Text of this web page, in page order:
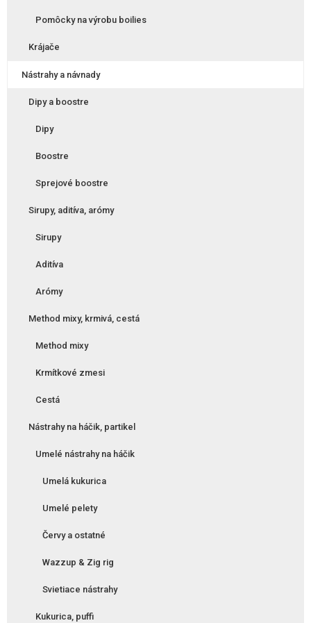
Pomôcky na výrobu boilies
Krájače
Nástrahy a návnady
Dipy a boostre
Dipy
Boostre
Sprejové boostre
Sirupy, aditíva, arómy
Sirupy
Aditíva
Arómy
Method mixy, krmivá, cestá
Method mixy
Krmítkové zmesi
Cestá
Nástrahy na háčik, partikel
Umelé nástrahy na háčik
Umelá kukurica
Umelé pelety
Červy a ostatné
Wazzup & Zig rig
Svietiace nástrahy
Kukurica, puffi